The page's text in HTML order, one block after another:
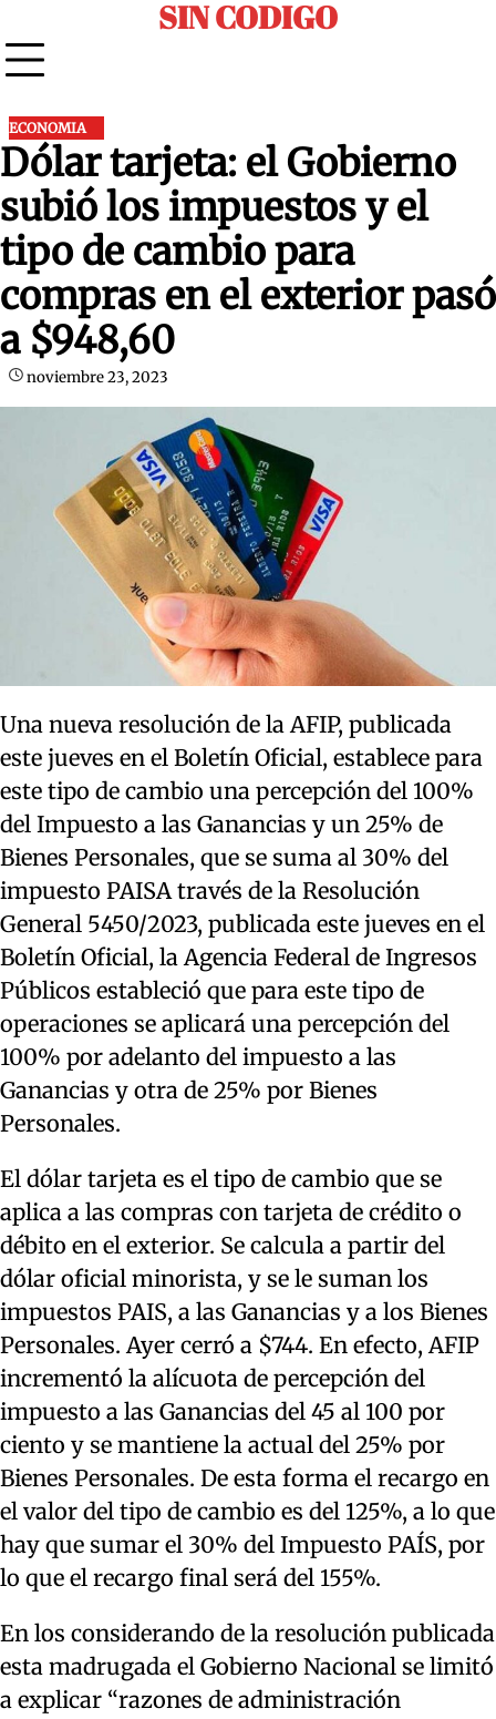
to
content
SIN CODIGO
ECONOMIA
Dólar tarjeta: el Gobierno
subió los impuestos y el
tipo de cambio para
compras en el exterior pasó
a $948,60
noviembre 23, 2023
Una nueva resolución de la AFIP, publicada
este jueves en el Boletín Oficial, establece para
este tipo de cambio una percepción del 100%
del Impuesto a las Ganancias y un 25% de
Bienes Personales, que se suma al 30% del
impuesto PAISA través de la Resolución
General 5450/2023, publicada este jueves en el
Boletín Oficial, la Agencia Federal de Ingresos
Públicos estableció que para este tipo de
operaciones se aplicará una percepción del
100% por adelanto del impuesto a las
Ganancias y otra de 25% por Bienes
Personales.
El dólar tarjeta es el tipo de cambio que se
aplica a las compras con tarjeta de crédito o
débito en el exterior. Se calcula a partir del
dólar oficial minorista, y se le suman los
impuestos PAIS, a las Ganancias y a los Bienes
Personales. Ayer cerró a $744. En efecto, AFIP
incrementó la alícuota de percepción del
impuesto a las Ganancias del 45 al 100 por
ciento y se mantiene la actual del 25% por
Bienes Personales. De esta forma el recargo en
el valor del tipo de cambio es del 125%, a lo que
hay que sumar el 30% del Impuesto PAÍS, por
lo que el recargo final será del 155%.
En los considerando de la resolución publicada
esta madrugada el Gobierno Nacional se limitó
a explicar “razones de administración